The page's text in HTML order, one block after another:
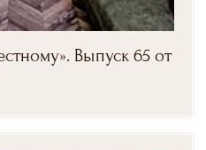
Выпуск 65 от